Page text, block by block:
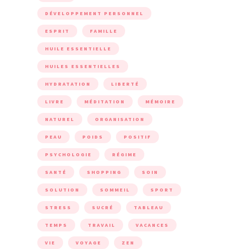
DÉVELOPPEMENT PERSONNEL
ESPRIT FAMILLE
HUILE ESSENTIELLE
HUILES ESSENTIELLES
HYDRATATION LIBERTÉ
LIVRE MÉDITATION MÉMOIRE
NATUREL ORGANISATION
PEAU POIDS POSITIF
PSYCHOLOGIE RÉGIME
SANTÉ SHOPPING SOIN
SOLUTION SOMMEIL SPORT
STRESS SUCRÉ TABLEAU
TEMPS TRAVAIL VACANCES
VIE VOYAGE ZEN